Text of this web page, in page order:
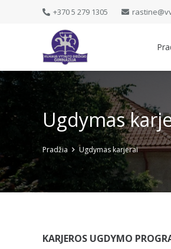
+370 5 279 1305
Ugdymas
Pradžia Ugdymas karjerai
KARJEROS UGDYMO